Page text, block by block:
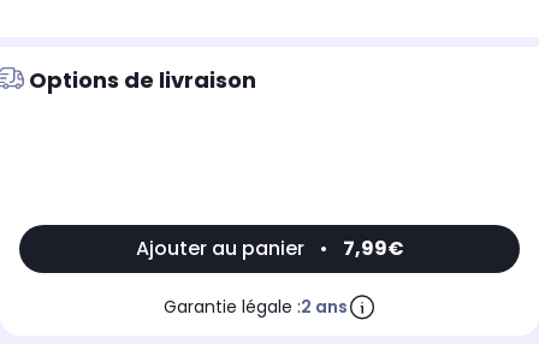
Options de livraison
Ajouter au panier • 7,99€
Garantie légale :2 ans